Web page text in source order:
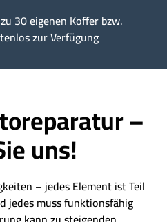
30 eigenen Koffer bzw.
zur Verfügung
–
uns!
– jedes Element ist Teil
jedes muss funktionsfähig